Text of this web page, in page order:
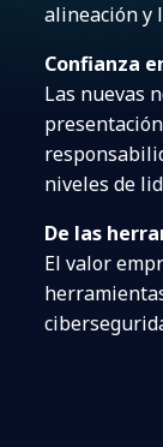
alineación y
Confianza
Las nuevas
niveles de
De las
El valor